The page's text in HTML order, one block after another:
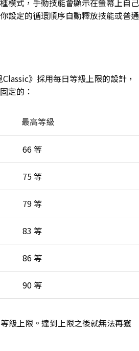
模式，手動技能會顯示在螢幕上自己
設定的循環順序自動釋放技能或普通
Classic》採用每日等級上限的設計，
定的：
最高等級
66 等
75 等
79 等
83 等
86 等
90 等
級上限。達到上限之後就無法再獲